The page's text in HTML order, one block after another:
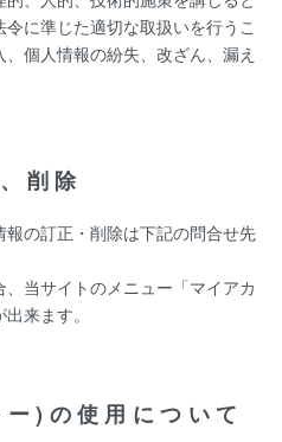
に準じた適切な取扱いを行うこ
個人情報の紛失、改ざん、漏え
削除
の訂正・削除は下記の問合せ先
当サイトのメニュー「マイアカ
来ます。
)の使用について